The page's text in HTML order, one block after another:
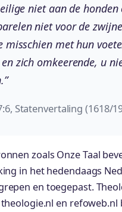
niet aan de honden
niet voor de
misschien met hun
zich omkeerende, u
Statenvertaling (1618/
zoals Onze Taal
in het hedendaags
en toegepast.
en refoweb.nl